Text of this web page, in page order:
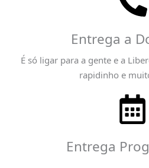
Entrega a
É só ligar para a gente e a
rapidinho e
Entrega